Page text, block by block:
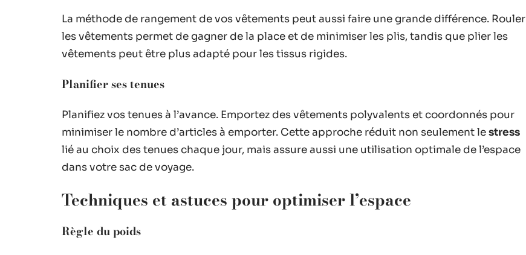
La méthode de rangement de vos vêtements peut aussi faire une grande différence. Rouler
les vêtements permet de gagner de la place et de minimiser les plis, tandis que plier les
vêtements peut être plus adapté pour les tissus rigides.
Planifier ses tenues
Planifiez vos tenues à l’avance. Emportez des vêtements polyvalents et coordonnés pour
minimiser le nombre d’articles à emporter. Cette approche réduit non seulement lestress
lié au choix des tenues chaque jour, mais assure aussi une utilisation optimale de l’espace
dans votre sac de voyage.
Techniques et astuces pour optimiser l’espace
Règle du poids